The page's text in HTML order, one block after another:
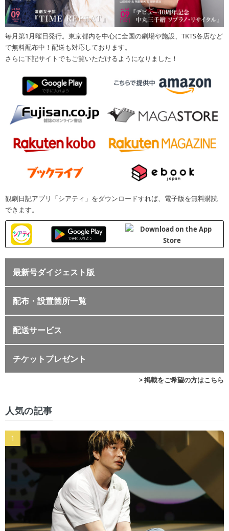
毎月第1月曜日発行。東京都内を中心に全国の劇場や施設、TKTS各店など
で無料配布中！配送も対応しております。
さらに下記サイトでもご覧いただけるようになりました！
観劇日記アプリ「シアティ」をダウンロードすれば、電子版を無料購読
できます。
最新号ダイジェスト版
配布・設置箇所一覧
配送サービス
チケットプレゼント
> 掲載をご希望の方はこちら
人気の記事